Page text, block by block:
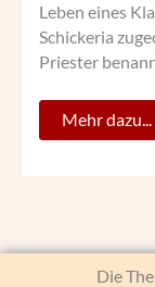
Leben eines
Schickeria
Priester
Mehr dazu...
Die
Die